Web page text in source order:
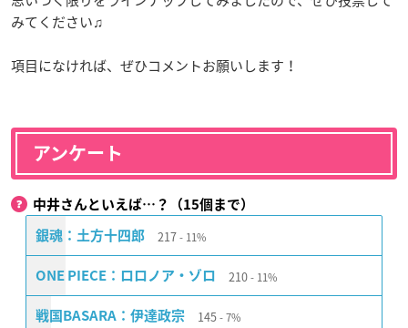
みてください♫
項目になければ、ぜひコメントお願いします！
アンケート
中井さんといえば…？（15個まで）
銀魂：土方十四郎 217 11%
ONE PIECE：ロロノア・ゾロ 210 11%
戦国BASARA：伊達政宗 145 7%